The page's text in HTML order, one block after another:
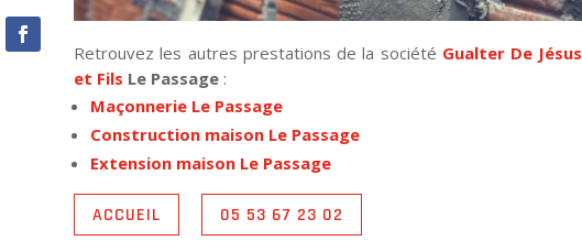
Retrouvez les autres prestations de la société Gualter De Jésus
et Fils Le Passage :
Maçonnerie Le Passage
Construction maison Le Passage
Extension maison Le Passage
ACCUEIL 05 53 67 23 02